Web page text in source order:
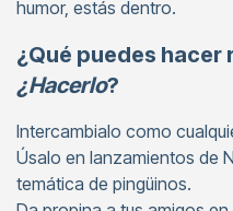
humor, estás dentro.
¿Qué puedes hacer
¿Hacerlo?
Intercambialo como
Úsalo en lanzamientos de
temática de pingüinos.